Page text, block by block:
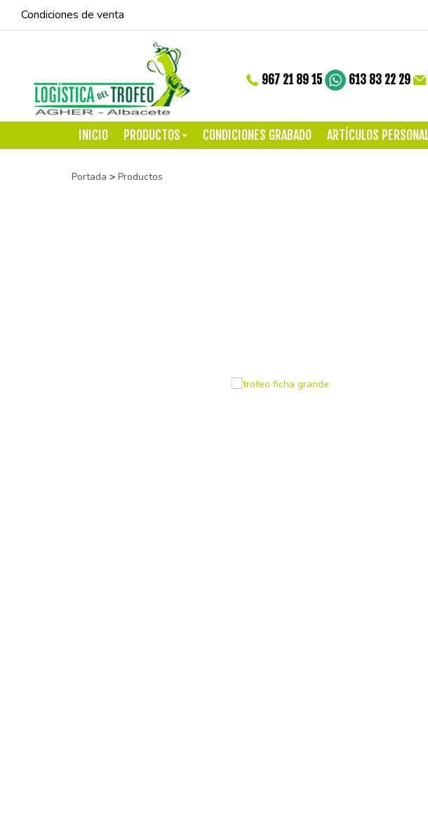
Condiciones de venta
967 21 89 15 613 83 22 29
INICIO PRODUCTOS CONDICIONES GRABADO ARTÍCULOS
Portada > Productos